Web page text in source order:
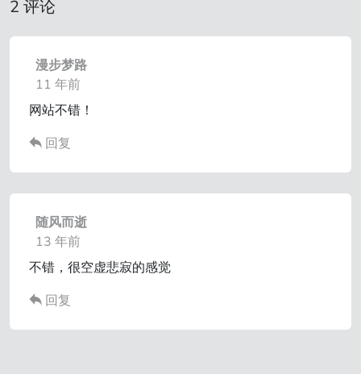
2 评论
漫步梦路
11 年前
网站不错！
回复
随风而逝
13 年前
不错，很空虚悲寂的感觉
回复